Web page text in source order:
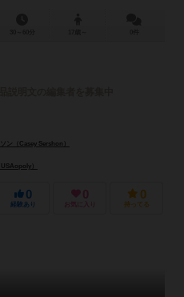
ン（Casey Sershon）
）
0
経験あり
0
お気に入り
0
持ってる